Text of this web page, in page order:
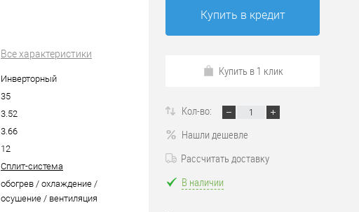
Все характеристики
Инверторный
35
3.52
3.66
12
Сплит-система
обогрев / охлаждение /
осушение / вентиляция
Купить в кредит
Купить в 1 клик
Кол-во:
Нашли дешевле
Рассчитать доставку
В наличии